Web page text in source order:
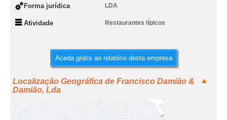
Forma jurídica LDA
Atividade Restaurantes típicos
Aceda grátis ao relatório desta empresa
Localização Geográfica de Francisco Damião &
Damião, Lda